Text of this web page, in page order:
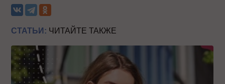
СТАТЬИ: ЧИТАЙТЕ ТАКЖЕ